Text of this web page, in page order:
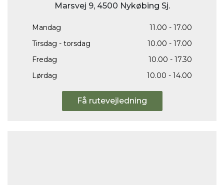
Marsvej 9, 4500 Nykøbing Sj.
Mandag
11.00 - 17.00
Tirsdag - torsdag
10.00 - 17.00
Fredag
10.00 - 17.30
Lørdag
10.00 - 14.00
Få rutevejledning